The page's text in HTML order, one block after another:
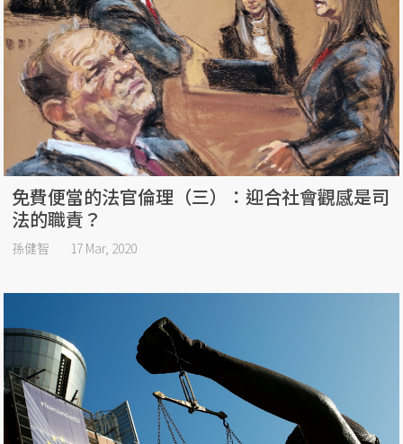
免費便當的法官倫理（三）：迎合社會觀感是司
法的職責？
孫健智 17 Mar, 2020